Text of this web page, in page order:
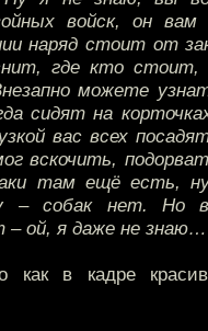
войск, он
наряд стоит от
где кто стоит,
можете
сидят на
вас всех
вскочить,
там ещё есть,
– собак нет. Но
– ой, я даже не знаю…
как в кадре